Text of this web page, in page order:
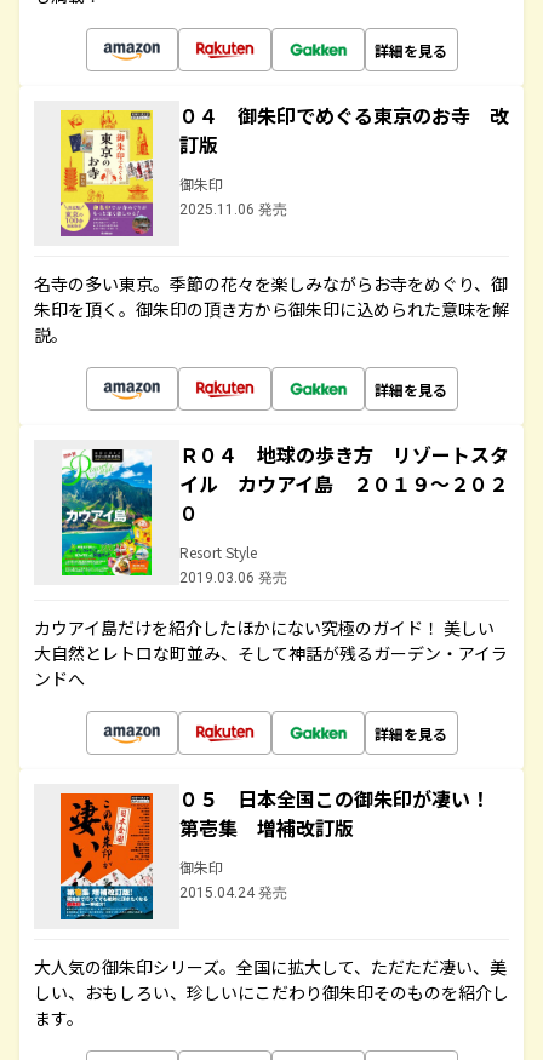
詳細を見る
０４ 御朱印でめぐる東京のお寺 改
訂版
御朱印
2025.11.06 発売
名寺の多い東京。季節の花々を楽しみながらお寺をめぐり、御
朱印を頂く。御朱印の頂き方から御朱印に込められた意味を解
説。
詳細を見る
Ｒ０４ 地球の歩き方 リゾートスタ
イル カウアイ島 ２０１９～２０２
０
Resort Style
2019.03.06 発売
カウアイ島だけを紹介したほかにない究極のガイド！ 美しい
大自然とレトロな町並み、そして神話が残るガーデン・アイラ
ンドへ
詳細を見る
０５ 日本全国この御朱印が凄い！
第壱集 増補改訂版
御朱印
2015.04.24 発売
大人気の御朱印シリーズ。全国に拡大して、ただただ凄い、美
しい、おもしろい、珍しいにこだわり御朱印そのものを紹介し
ます。